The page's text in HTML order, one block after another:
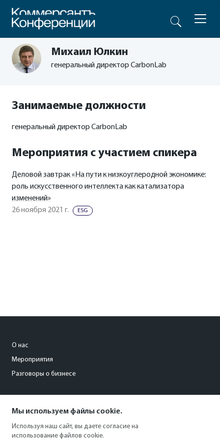
Михаил Юлкин
генеральный директор CarbonLab
Занимаемые должности
генеральный директор CarbonLab
Мероприятия с участием спикера
Деловой завтрак «На пути к низкоуглеродной экономике:
роль искусственного интеллекта как катализатора
изменений»
26 ноября 2021 г.
ESG
О нас
Мероприятия
Разговоры о бизнесе
+7 (495) 797-69-70
Мы используем файлы cookie.
Используя наш сайт, вы даете согласие на
использование файлов cookie.